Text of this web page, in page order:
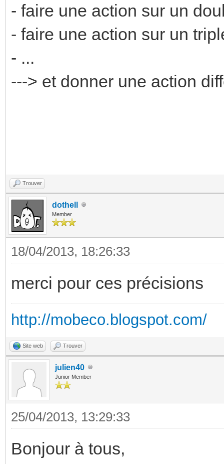
- faire une action sur un
- faire une action sur un
- ...
---> et donner une action
Trouver
dothell
Member
18/04/2013, 18:26:33
merci pour ces précisions
http://mobeco.blogspot.com/
Site web Trouver
julien40
Junior Member
25/04/2013, 13:29:33
Bonjour à tous,